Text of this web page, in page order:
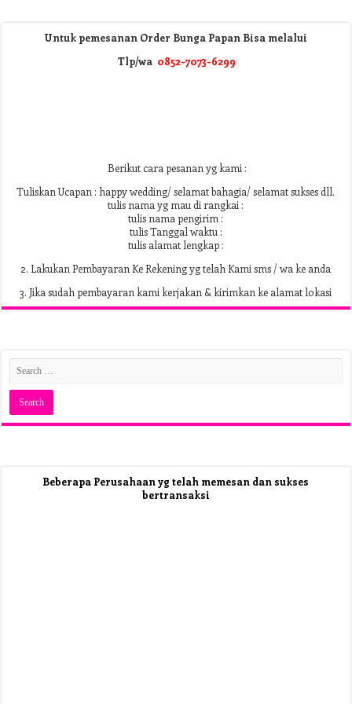
Untuk pemesanan Order Bunga Papan Bisa melalui
Tlp/wa 0852-7073-6299
Berikut cara pesanan yg kami :
Tuliskan Ucapan : happy wedding/ selamat bahagia/ selamat sukses dll.
tulis nama yg mau di rangkai :
tulis nama pengirim :
tulis Tanggal waktu :
tulis alamat lengkap :
2. Lakukan Pembayaran Ke Rekening yg telah Kami sms / wa ke anda
3. Jika sudah pembayaran kami kerjakan & kirimkan ke alamat lokasi
Beberapa Perusahaan yg telah memesan dan sukses
bertransaksi